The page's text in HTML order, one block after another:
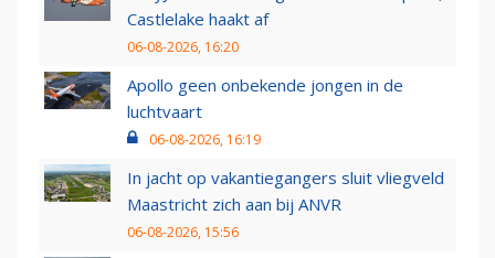
Castlelake haakt af
06-08-2026, 16:20
Apollo geen onbekende jongen in de
luchtvaart
06-08-2026, 16:19
In jacht op vakantiegangers sluit vliegveld
Maastricht zich aan bij ANVR
06-08-2026, 15:56